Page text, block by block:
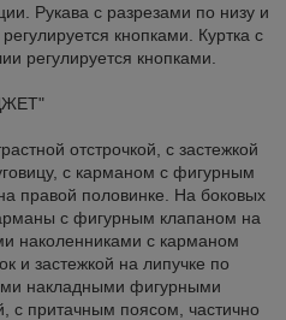
Рукава с разрезами по низу и
кнопками. Куртка с
регулируется кнопками.
отстрочкой, с застежкой
с карманом с фигурным
правой половинке. На боковых
с фигурным клапаном на
наколенниками с карманом
и застежкой на липучке по
накладными фигурными
с притачным поясом, частично